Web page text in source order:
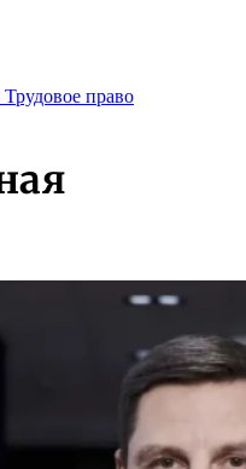
Трудовое право